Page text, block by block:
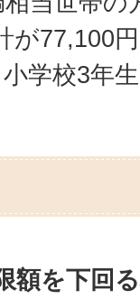
が77,100
学校3年
額を下回